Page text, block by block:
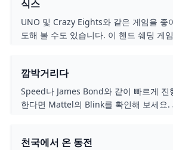
식스
UNO 및 Crazy Eights와 같은 게임을 좋
도해 볼 수도 있습니다. 이 핸드 쉐딩 게
깜박거리다
Speed나 James Bond와 같이 빠르게 진
한다면 Mattel의 Blink를 확인해 보세요.
트를 쉽게 진행할 수 있습니다.
천국에서 온 동전